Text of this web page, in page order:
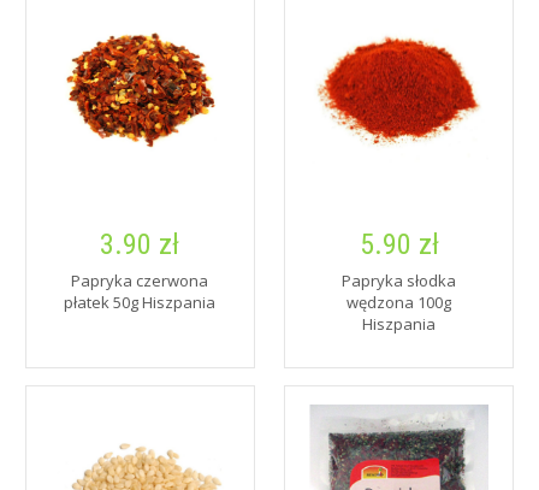
3.90 zł
Papryka czerwona
płatek 50g Hiszpania
5.90 zł
Papryka słodka
wędzona 100g
Hiszpania